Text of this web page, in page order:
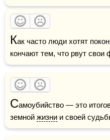
Как часто люди хотят
кончают тем, что рвут свои
Самоубийство — это
земной жизни и своей